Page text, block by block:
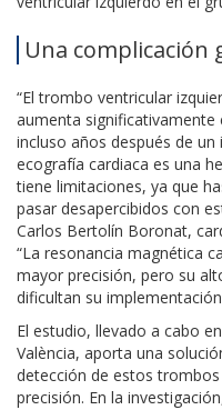
Una complicación
“El trombo ventricular
aumenta
incluso años después de
ecografía cardiaca es una
tiene limitaciones, ya que
pasar desapercibidos con
Carlos Bertolín Boronat,
“La resonancia magnética
mayor precisión, pero su
dificultan su
El estudio, llevado a cabo
València, aporta una
detección de estos
precisión. En la